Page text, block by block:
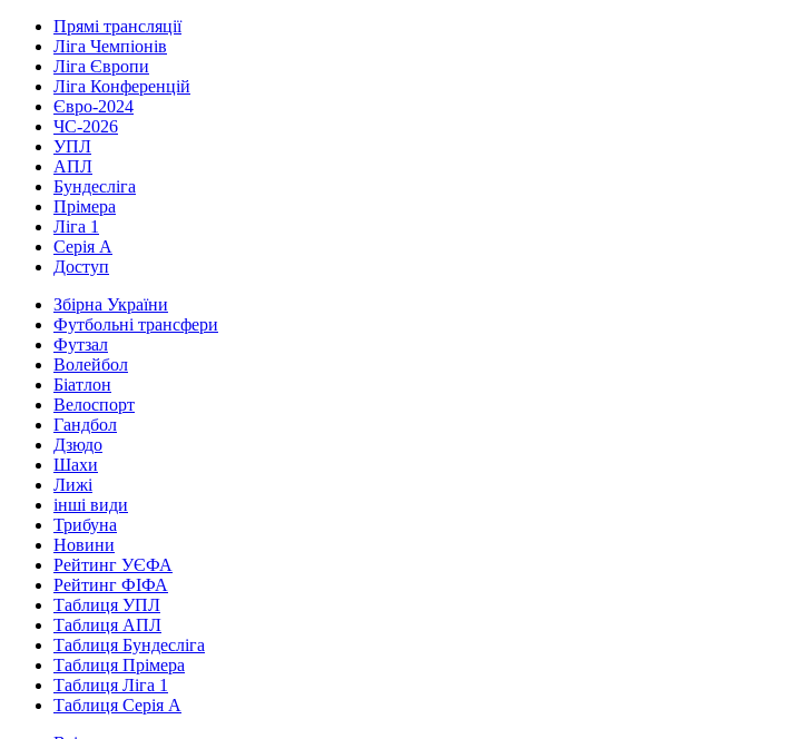
Прямі трансляції
Ліга Чемпіонів
Ліга Європи
Ліга Конференцій
Євро-2024
ЧС-2026
УПЛ
АПЛ
Бундесліга
Прімера
Ліга 1
Серія А
Доступ
Збірна України
Футбольні трансфери
Футзал
Волейбол
Біатлон
Велоспорт
Гандбол
Дзюдо
Шахи
Лижі
інші види
Трибуна
Новини
Рейтинг УЄФА
Рейтинг ФІФА
Таблиця УПЛ
Таблиця АПЛ
Таблиця Бундесліга
Таблиця Прімера
Таблиця Ліга 1
Таблиця Серія А